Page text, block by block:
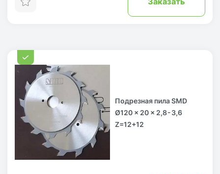
Подрезная пила SMD
Ø120 x 20 x 2,8 - 3,6
Z=12+12